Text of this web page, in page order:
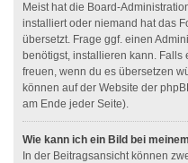
Meist hat die Board-
installiert oder niemand hat das
übersetzt. Frage ggf. einen
benötigst, installieren kann. Falls
freuen, wenn du es übersetzen
können auf der Website der
am Ende jeder Seite).
Wie kann ich ein Bild bei
In der Beitragsansicht können